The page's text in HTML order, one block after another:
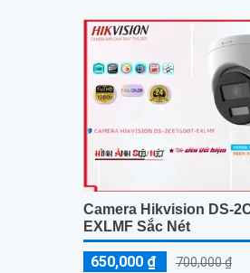
Camera Hikvision DS-
EXLMF Sắc Nét
650,000 ₫ 700,000 ₫